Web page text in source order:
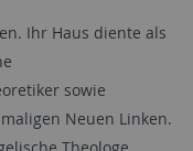
Ihr Haus diente als
sowie
Neuen Linken.